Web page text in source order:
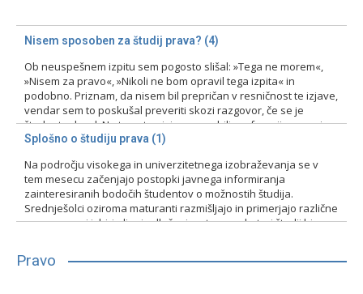
Nisem sposoben za študij prava? (4)
Ob neuspešnem izpitu sem pogosto slišal: »Tega ne morem«,
»Nisem za pravo«, »Nikoli ne bom opravil tega izpita« in
podobno. Priznam, da nisem bil prepričan v resničnost te izjave,
vendar sem to poskušal preveriti skozi razgovor, če se je
študent odzval. Na tovrstne izjave smo bili profesorji pozorni
zlasti pri prvih izpitih, kajti ni bila…
15. 2. 2024 Nerazvrščeno
Splošno o študiju prava (1)
Na področju visokega in univerzitetnega izobraževanja se v
tem mesecu začenjajo postopki javnega informiranja
zainteresiranih bodočih študentov o možnostih študija.
Srednješolci oziroma maturanti razmišljajo in primerjajo različne
programe pri izbiri ali pri odločanju o tem, na kateri študij bi se
Pravo